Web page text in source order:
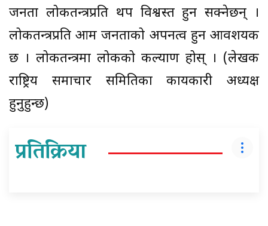
जनता लोकतन्त्रप्रति थप विश्वस्त हुन सक्नेछन् ।
लोकतन्त्रप्रति आम जनताको अपनत्व हुन आवशयक
छ । लोकतन्त्रमा लोकको कल्याण होस् । (लेखक
राष्ट्रिय समाचार समितिका कार्यकारी अध्यक्ष
हुनुहुन्छ)
प्रतिक्रिया